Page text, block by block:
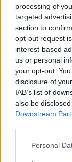
processing of
targeted
section to
opt-out request
interest-based
us or personal
your opt-out.
disclosure of
IAB’s list of
also be
Downstream
Please note
Personal
στην Μιανμάρ